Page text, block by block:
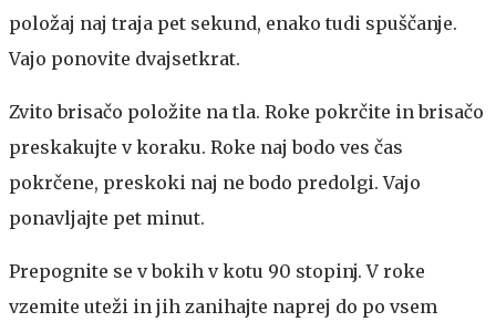
položaj naj traja pet sekund, enako tudi spuščanje.
Vajo ponovite dvajsetkrat.
Zvito brisačo položite na tla. Roke pokrčite in brisačo
preskakujte v koraku. Roke naj bodo ves čas
pokrčene, preskoki naj ne bodo predolgi. Vajo
ponavljajte pet minut.
Prepognite se v bokih v kotu 90 stopinj. V roke
vzemite uteži in jih zanihajte naprej do po vsem